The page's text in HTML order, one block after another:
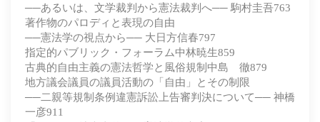
──あるいは、文学裁判から憲法裁判へ── 駒村圭吾763
著作物のパロディと表現の自由
──憲法学の視点から── 大日方信春797
指定的パブリック・フォーラム中林暁生859
古典的自由主義の憲法哲学と風俗規制中島 徹879
地方議会議員の議員活動の「自由」とその制限
──二親等規制条例違憲訴訟上告審判決について── 神橋
一彦911